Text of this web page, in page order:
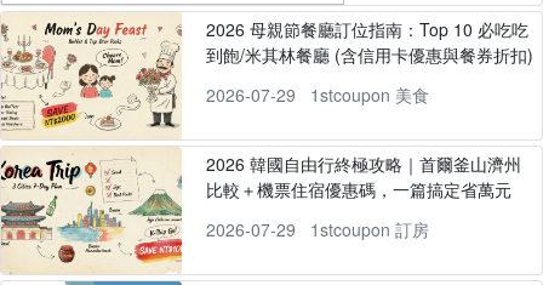
2026 母親節餐廳訂位指南：Top 10 必吃吃
到飽/米其林餐廳 (含信用卡優惠與餐券折扣)
2026-07-29
1stcoupon 美食
2026 韓國自由行終極攻略｜首爾釜山濟州
比較＋機票住宿優惠碼，一篇搞定省萬元
2026-07-29
1stcoupon 訂房